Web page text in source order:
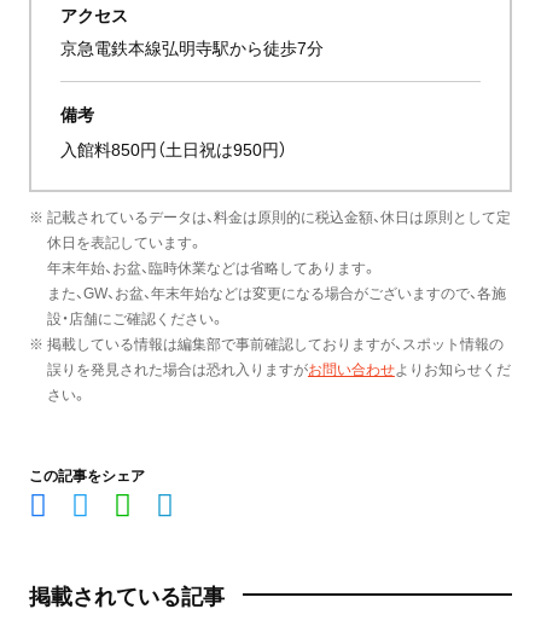
アクセス
京急電鉄本線弘明寺駅から徒歩7分
備考
入館料850円（土日祝は950円）
※ 記載されているデータは、料金は原則的に税込金額、休日は原則として定
休日を表記しています。
年末年始、お盆、臨時休業などは省略してあります。
また、GW、お盆、年末年始などは変更になる場合がございますので、各施
設・店舗にご確認ください。
※ 掲載している情報は編集部で事前確認しておりますが、スポット情報の
誤りを発見された場合は恐れ入りますがお問い合わせよりお知らせくだ
さい。
この記事をシェア
掲載されている記事